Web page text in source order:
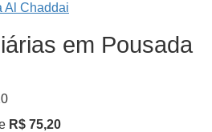
Al Chaddai
em Pousada
R$ 75,20